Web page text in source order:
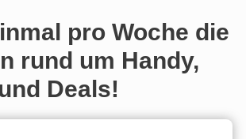
pro Woche die
rund um Handy,
Deals!